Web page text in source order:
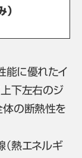
能に優れたイ
上下左右のジ
体の断熱性を
（熱エネルギ